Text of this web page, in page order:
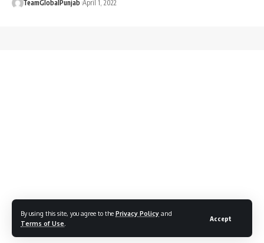
By using this site, you agree to the Privacy Policy and
Terms of Use
Accept
TeamGlobalPunjab April 1, 2022